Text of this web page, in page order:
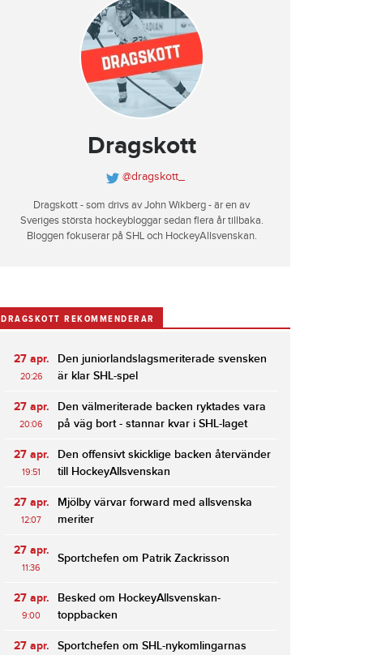
Dragskott
@dragskott_
Dragskott - som drivs av John Wikberg - är en av
Sveriges största hockeybloggar sedan flera år tillbaka.
Bloggen fokuserar på SHL och HockeyAllsvenskan.
DRAGSKOTT REKOMMENDERAR
27 apr.
20:26
Den juniorlandslagsmeriterade svensken
är klar SHL-spel
27 apr.
20:06
Den välmeriterade backen ryktades vara
på väg bort - stannar kvar i SHL-laget
27 apr.
19:51
Den offensivt skicklige backen återvänder
till HockeyAllsvenskan
27 apr.
12:07
Mjölby värvar forward med allsvenska
meriter
27 apr.
11:36
Sportchefen om Patrik Zackrisson
27 apr.
9:00
Besked om HockeyAllsvenskan-
toppbacken
27 apr.
Sportchefen om SHL-nykomlingarnas